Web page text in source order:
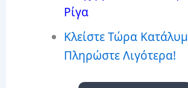
Ρίγα
Κλείστε Τώρα
Πληρώστε Λιγότερα!